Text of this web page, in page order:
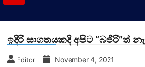
ඉදිරි සාගතයකදි අපිට “බජිරි”ත්
Editor November 4, 2021